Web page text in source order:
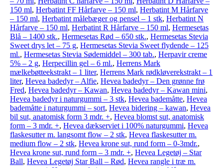
150 ml, Herbatint FF Hårfarve – 150 ml, Herbatint M Hårfarve
– 150 ml, Herbatint målebæger og pensel – 1 stk, Herbatint N
Hårfarve – 150 ml, Herbatint R Hårfarve – 150 ml, Hermesetas
Blå – 1400 stk., Hermesetas Rød – 650 stk., Hermesetas Stevia
Sweet drys let – 75 g, Hermesetas Stevia Sweet flydende – 125
ml., Hermesetas Stevia Sødemiddel – 300 tab., Herpavir creme
5% – 2 g, Herpecillin gel – 6 ml., Herrens Mark
mælkebøtteekstrakt – 1 liter, Herrens Mark rødkløverekstrakt – 1
liter, Hevea badedyr – Alfie, Hevea badedyr – Den grønne frø
Fred, Hevea badedyr – Kawan, Hevea badedyr – Kawan mini,
Hevea badedyr i naturgummi – 3 stk, Hevea bademåtte, Hevea
bademåtte i naturgummi – sort, Hevea bidering – kawan, Hevea
bil sut, anatomisk form 3 mdr. +, Hevea blomst sut, anatomisk
form – 3 mdr. +, Hevea dækserviet i 100% naturgummi, Hevea
flaskesutter m. langsomt flow – 2 stk, Hevea flaskesutter m.
medium flow – 2 stk, Hevea krone sut, rund form – 0-3mdr.,
Hevea krone sut, rund form – 3 mdr. +, Hevea Legetøj – Star
Ball, Hevea Legetøj Star Ball – Rød, Hevea rangle i træ m.